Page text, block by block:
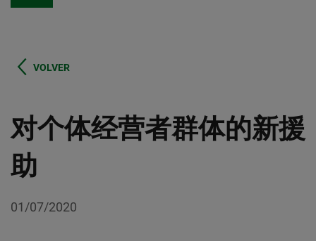
主
VOLVER
对个体经营者群体的新援
助
01/07/2020